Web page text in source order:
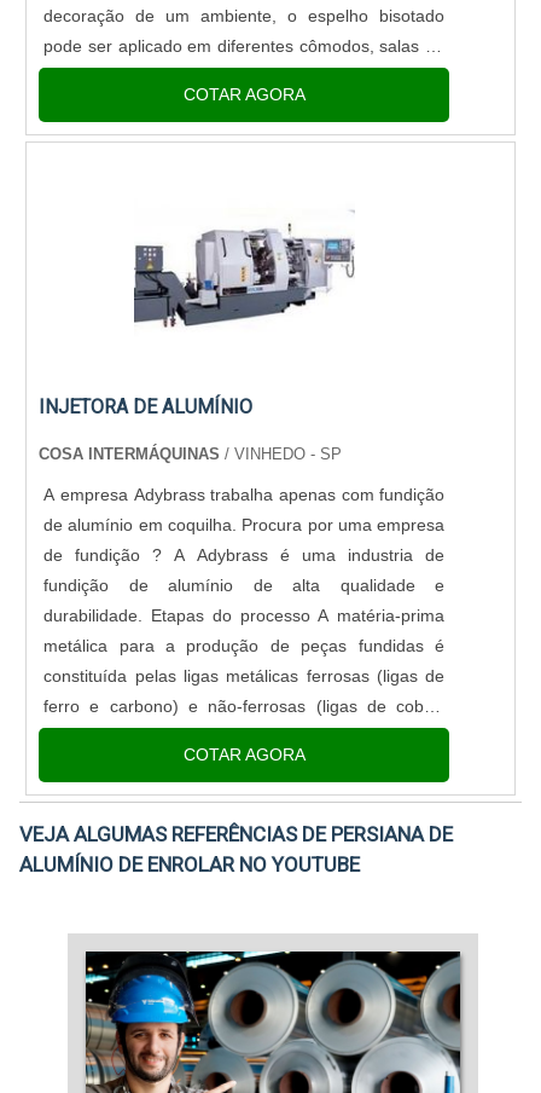
decoração de um ambiente, o espelho bisotado
pode ser aplicado em diferentes cômodos, salas de
fabricados diversos modelos e tamanhos da peça
para que ela combi.
COTAR AGORA
INJETORA DE ALUMÍNIO
COSA INTERMÁQUINAS / VINHEDO - SP
A empresa Adybrass trabalha apenas com fundição
de alumínio em coquilha. Procura por uma empresa
de fundição ? A Adybrass é uma industria de
fundição de alumínio de alta qualidade e
durabilidade. Etapas do processo A matéria-prima
metálica para a produção de peças fundidas é
constituída pelas ligas metálicas ferrosas (ligas de
ferro e carbono) e não-ferrosas (ligas de cobre,
alumínio, zinco e magnésio). O processo de
fabricação dessas peças po....
COTAR AGORA
VEJA ALGUMAS REFERÊNCIAS DE PERSIANA DE
ALUMÍNIO DE ENROLAR NO YOUTUBE